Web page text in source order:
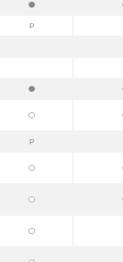
Стандартная комплектация
P
Стандартная комплектация
Опции
P
Опции
Опции
Опции